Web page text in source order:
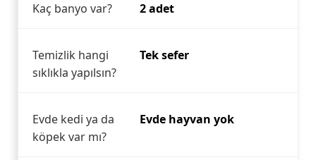
Kaç banyo var? 2 adet
Temizlik hangi
sıklıkla yapılsın?
Tek sefer
Evde kedi ya da
köpek var mı?
Evde hayvan yok